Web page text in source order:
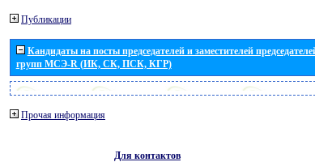
Публикации
Кандидаты на посты председателей и заместителей
групп МСЭ-R (ИК, СК, ПСК, КГР)
Прочая информация
Для контактов